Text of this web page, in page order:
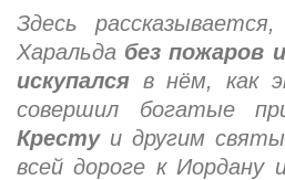
Здесь
Харальда без пожаров
искупался в нём, как
совершил богатые
Крестуи другим
всей дороге к Иордану